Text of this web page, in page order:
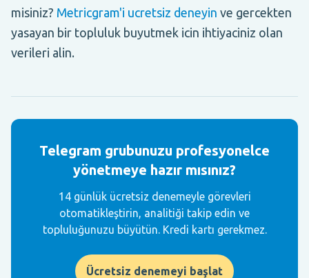
misiniz? Metricgram'i ucretsiz deneyin ve gercekten
yasayan bir topluluk buyutmek icin ihtiyaciniz olan
verileri alin.
Telegram grubunuzu profesyonelce
yönetmeye hazır mısınız?
14 günlük ücretsiz denemeyle görevleri
otomatikleştirin, analitiği takip edin ve
topluluğunuzu büyütün. Kredi kartı gerekmez.
Ücretsiz denemeyi başlat